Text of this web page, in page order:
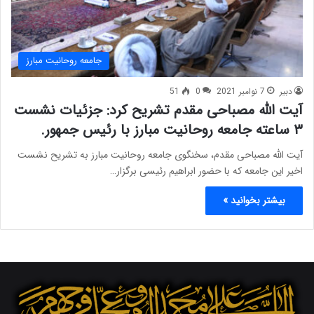
جامعه روحانیت مبارز
دبیر 7 نوامبر 2021 0
51
آیت الله مصباحی مقدم تشریح کرد: جزئیات نشست
۳ ساعته جامعه روحانیت مبارز با رئیس جمهور.
آیت الله مصباحی مقدم، سخنگوی جامعه روحانیت مبارز به تشریح نشست
اخیر این جامعه که با حضور ابراهیم رئیسی برگزار…
بیشتر بخوانید »